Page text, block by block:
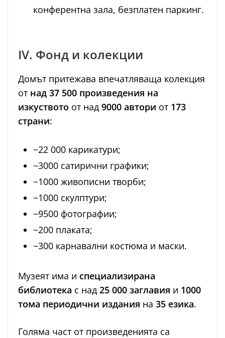
конферентна зала, безплатен паркинг.
IV. Фонд и колекции
Домът притежава впечатляваща колекция
от над 37 500 произведения на
изкуството от над 9000 автори от 173
страни:
~22 000 карикатури;
~3000 сатирични графики;
~1000 живописни творби;
~1000 скулптури;
~9500 фотографии;
~200 плаката;
~300 карнавални костюма и маски.
Музеят има и специализирана
библиотека с над 25 000 заглавия и 1000
тома периодични издания на 35 езика.
Голяма част от произведенията са